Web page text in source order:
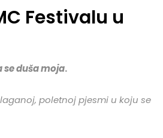
Festivalu u
se duša moja.
poletnoj pjesmi u koju se